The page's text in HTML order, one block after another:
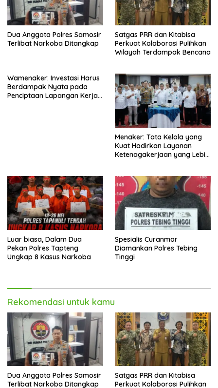
Dua Anggota Polres Samosir
Terlibat Narkoba Ditangkap
Satgas PRR dan Kitabisa
Perkuat Kolaborasi Pulihkan
Wilayah Terdampak Bencana
Wamenaker: Investasi Harus
Berdampak Nyata pada
Penciptaan Lapangan Kerja
Menaker: Tata Kelola yang
Kuat Hadirkan Layanan
Ketenagakerjaan yang Lebih
Luar biasa, Dalam Dua
Pekan Polres Tapteng
Ungkap 8 Kasus Narkoba
Spesialis Curanmor
Diamankan Polres Tebing
Tinggi
Rekomendasi untuk kamu
Dua Anggota Polres Samosir
Terlibat Narkoba Ditangkap
Satgas PRR dan Kitabisa
Perkuat Kolaborasi Pulihkan